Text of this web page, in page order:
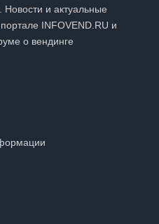
и актуальные
INFOVEND.RU и
о вендинге